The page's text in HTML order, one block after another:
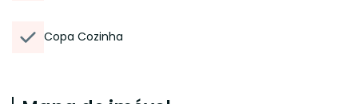
Copa Cozinha